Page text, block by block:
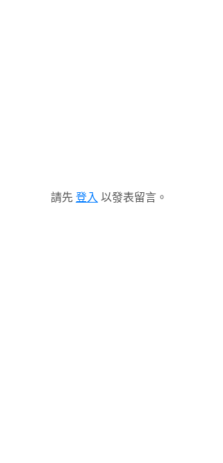
請先 登入 以發表留言。